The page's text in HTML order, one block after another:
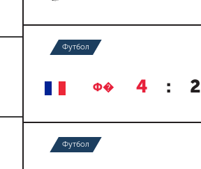
Футбол
Ф� 4 : 2
Футбол